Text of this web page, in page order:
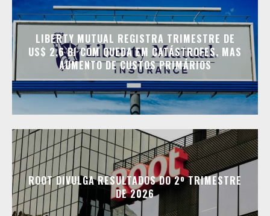
LIBERTY MUTUAL REGISTRA TRIMESTRE DE
US$ 2,6 BI COM QUEDA EM CATÁSTROFES, MAS
AUMENTO DE CUSTOS PRIMÁRIOS
ROOT DIVULGA RESULTADOS DO 2º TRIMESTRE
DE 2026